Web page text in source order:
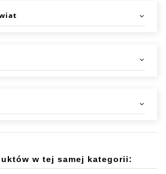
w tej samej kategorii: